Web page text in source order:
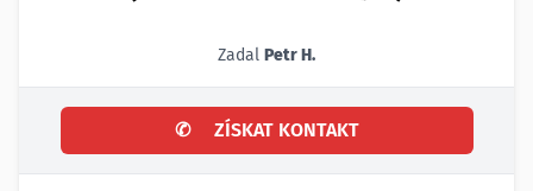
Zadal Petr H.
✆ ZÍSKAT KONTAKT